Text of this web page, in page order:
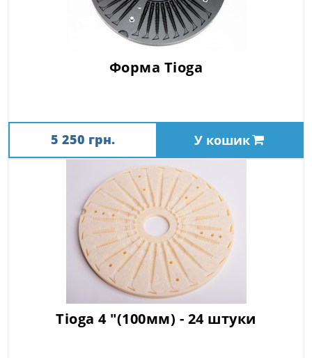
Форма Tioga
5 250 грн. У кошик
Tioga 4 "(100мм) - 24 штуки